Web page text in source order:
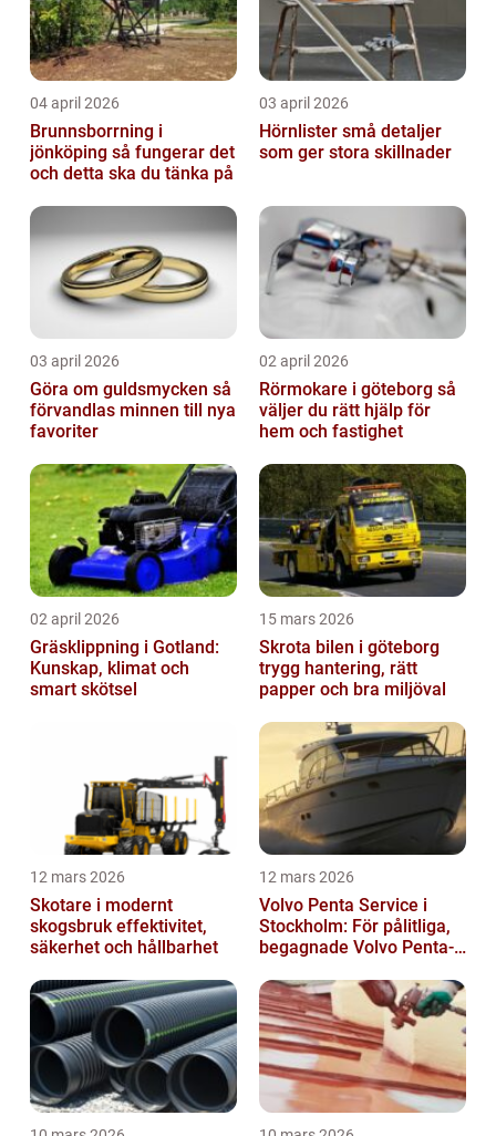
04 april 2026
Brunnsborrning i
jönköping så fungerar det
och detta ska du tänka på
03 april 2026
Hörnlister små detaljer
som ger stora skillnader
03 april 2026
Göra om guldsmycken så
förvandlas minnen till nya
favoriter
02 april 2026
Rörmokare i göteborg så
väljer du rätt hjälp för
hem och fastighet
02 april 2026
Gräsklippning i Gotland:
Kunskap, klimat och
smart skötsel
15 mars 2026
Skrota bilen i göteborg
trygg hantering, rätt
papper och bra miljöval
12 mars 2026
Skotare i modernt
skogsbruk effektivitet,
säkerhet och hållbarhet
12 mars 2026
Volvo Penta Service i
Stockholm: För pålitliga,
begagnade Volvo Penta-